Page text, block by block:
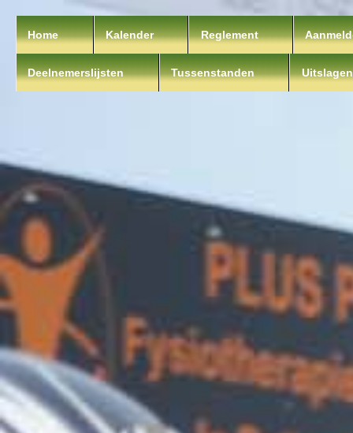
Home Kalender Reglement
Deelnemerslijsten Tussenstanden